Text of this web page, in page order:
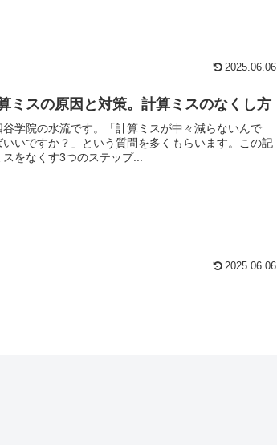
2025.06.06
ミスの原因と対策。計算ミスのなくし方
谷学院の水流です。「計算ミスが中々減らないんで
いですか？」という質問を多くもらいます。この記
をなくす3つのステップ...
2025.06.06